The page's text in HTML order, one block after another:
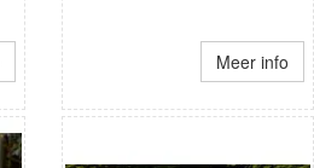
Meer info